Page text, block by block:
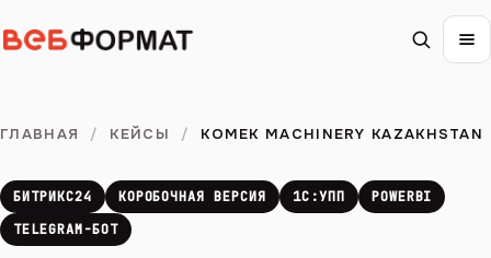
ГЛАВНАЯ / КЕЙСЫ / KOMEK MACHINERY KAZAKHSTAN
БИТРИКС24 КОРОБОЧНАЯ ВЕРСИЯ 1С:УПП
POWERBI
TELEGRAM-БОТ